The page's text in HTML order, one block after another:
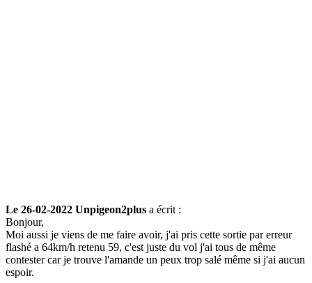
Le 26-02-2022 Unpigeon2plus a écrit :
Bonjour,
Moi aussi je viens de me faire avoir, j'ai pris cette sortie par erreur
flashé a 64km/h retenu 59, c'est juste du vol j'ai tous de même
contester car je trouve l'amande un peux trop salé même si j'ai aucun
espoir.